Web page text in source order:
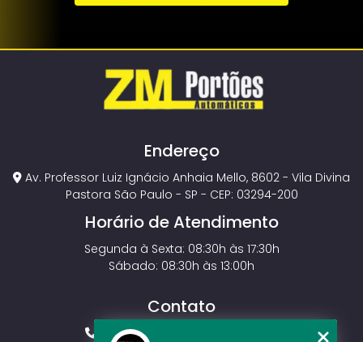
Endereço
Av. Professor Luiz Ignácio Anhaia Mello, 8602 - Vila Divina
Pastora São Paulo - SP - CEP: 03294-200
Horário de Atendimento
Segunda à Sexta: 08:30h às 17:30h
Sábado: 08:30h às 13:00h
Contato
(11) 2143-4826